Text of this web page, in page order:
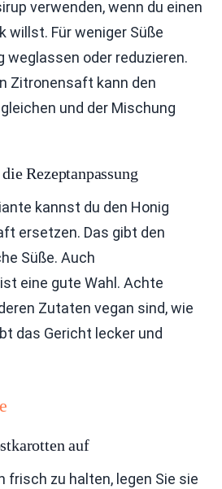
verwenden, wenn du einen
willst. Für weniger Süße
weglassen oder reduzieren.
Zitronensaft kann den
und der Mischung
Rezeptanpassung
kannst du den Honig
ersetzen. Das gibt den
Süße. Auch
eine gute Wahl. Achte
Zutaten vegan sind, wie
das Gericht lecker und
auf
frisch zu halten, legen Sie sie